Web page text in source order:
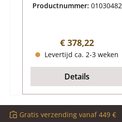
glaskeramiek, venster
Materiaal Glas Vorm
gebogen
Productnummer: 01030482
Normale prijs:
€ 378,22
Levertijd ca. 2-3 weken
Details
Gratis verzending vanaf 449 €